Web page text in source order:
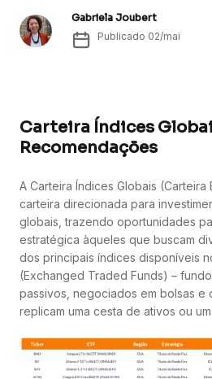
Gabriela Joubert
Publicado 02/mai
Carteira Índices
Recomendações
A Carteira Índices Globais (Carteira
carteira direcionada para
globais, trazendo oportunidades
estratégica àqueles que buscam
dos principais índices disponíveis
(Exchanged Traded Funds) –
passivos, negociados em bolsas e
replicam uma cesta de ativos ou